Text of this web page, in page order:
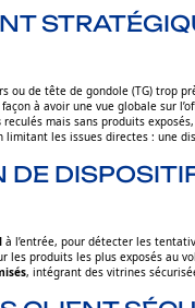
ou de tête de gondole (TG) trop
à avoir une vue globale sur
reculés mais sans produits
limitant les issues directes : une
DE
à l’entrée, pour détecter les
les produits les plus exposés au
, intégrant des vitrines